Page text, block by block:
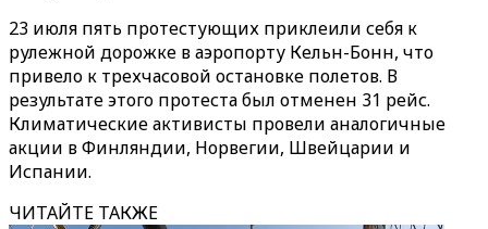
23 июля пять протестующих приклеили себя к
рулежной дорожке в аэропорту Кельн-Бонн, что
привело к трехчасовой остановке полетов. В
результате этого протеста был отменен 31 рейс.
Климатические активисты провели аналогичные
акции в Финляндии, Норвегии, Швейцарии и
Испании.
ЧИТАЙТЕ ТАКЖЕ